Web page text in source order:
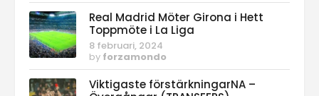
Real Madrid Möter Girona i Hett
Toppmöte i La Liga
8 februari, 2024
by forzamondo
Viktigaste förstärkningarNA –